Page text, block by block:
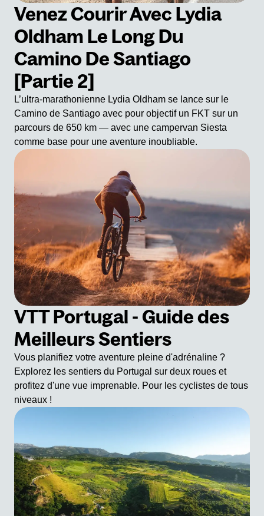
Venez Courir Avec Lydia
Oldham Le Long Du
Camino De Santiago
[Partie 2]
L’ultra-marathonienne Lydia Oldham se lance sur le
Camino de Santiago avec pour objectif un FKT sur un
parcours de 650 km — avec une campervan Siesta
comme base pour une aventure inoubliable.
VTT Portugal - Guide des
Meilleurs Sentiers
Vous planifiez votre aventure pleine d'adrénaline ?
Explorez les sentiers du Portugal sur deux roues et
profitez d'une vue imprenable. Pour les cyclistes de tous
niveaux !